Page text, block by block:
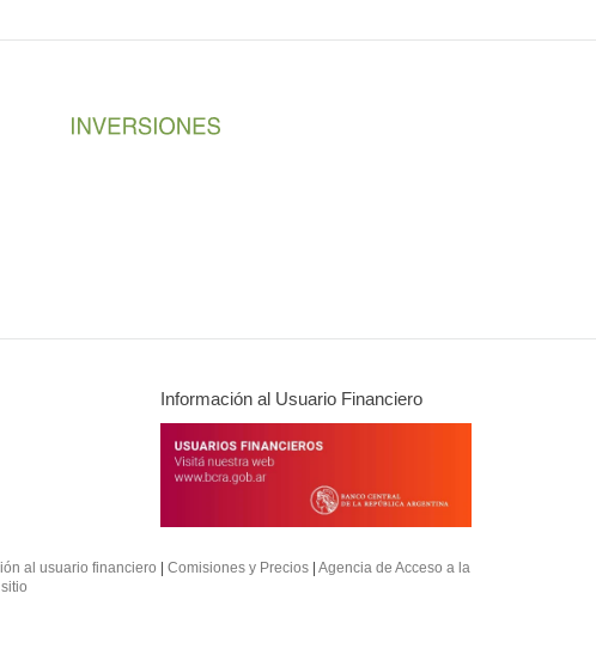
Información al Usuario Financiero
al usuario financiero | Comisiones y Precios | Agencia de Acceso a la